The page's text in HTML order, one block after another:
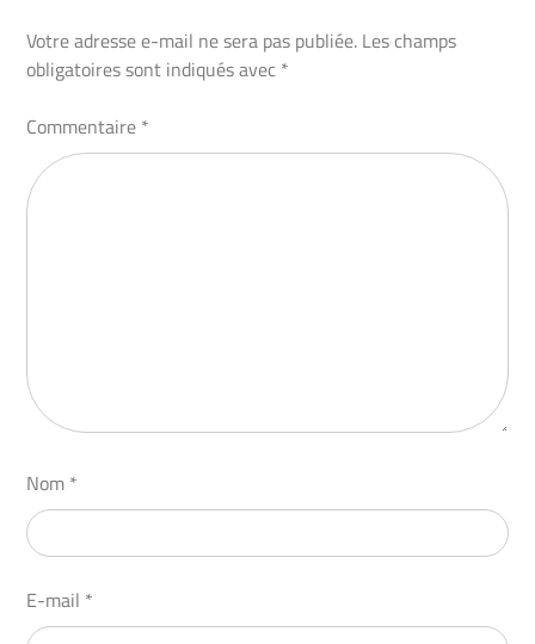
Votre adresse e-mail ne sera pas publiée. Les champs
obligatoires sont indiqués avec *
Commentaire *
Nom *
E-mail *